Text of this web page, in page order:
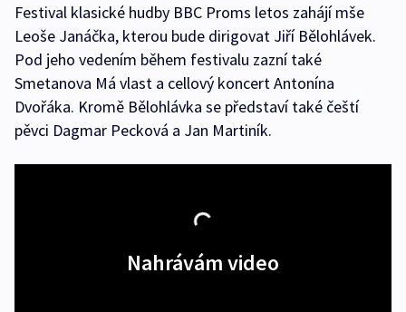
Festival klasické hudby BBC Proms letos zahájí mše
Leoše Janáčka, kterou bude dirigovat Jiří Bělohlávek.
Pod jeho vedením během festivalu zazní také
Smetanova Má vlast a cellový koncert Antonína
Dvořáka. Kromě Bělohlávka se představí také čeští
pěvci Dagmar Pecková a Jan Martiník.
Nahrávám video